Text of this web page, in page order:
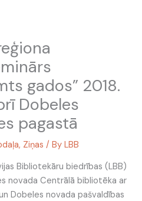
gados” 2018.
Dobeles
pagastā
, Ziņas / ByLBB
Bibliotekāru biedrības (LBB)
novada Centrālā bibliotēka ar
Dobeles novada pašvaldības